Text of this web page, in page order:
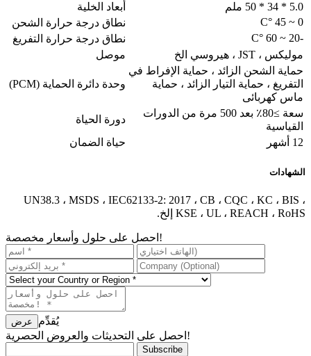
أبعاد الخلية
5.0 * 34 * 50 ملم
نطاق درجة حرارة الشحن
0 ~ 45 °C
نطاق درجة حرارة التفريغ
-20 ~ 60 °C
موصل
موليكس ، JST ، هيروسي الخ
وحدة دائرة الحماية (PCM)
حماية الشحن الزائد ، حماية الإفراط في
التفريغ ، حماية التيار الزائد ، حماية
ماس كهربائى
دورة الحياة
سعة ≥80٪ بعد 500 مرة من الدورات
القياسية
حياة الضمان
12 أشهر
الشهادات
UN38.3 ، MSDS ، IEC62133-2: 2017 ، CB ، CQC ، KC ، BIS ،
KSE ، UL ، REACH ، RoHS إلخ.
احصل على حلول وأسعار مخصصة!
يُقدِّم
احصل على التحديثات والعروض الحصرية!